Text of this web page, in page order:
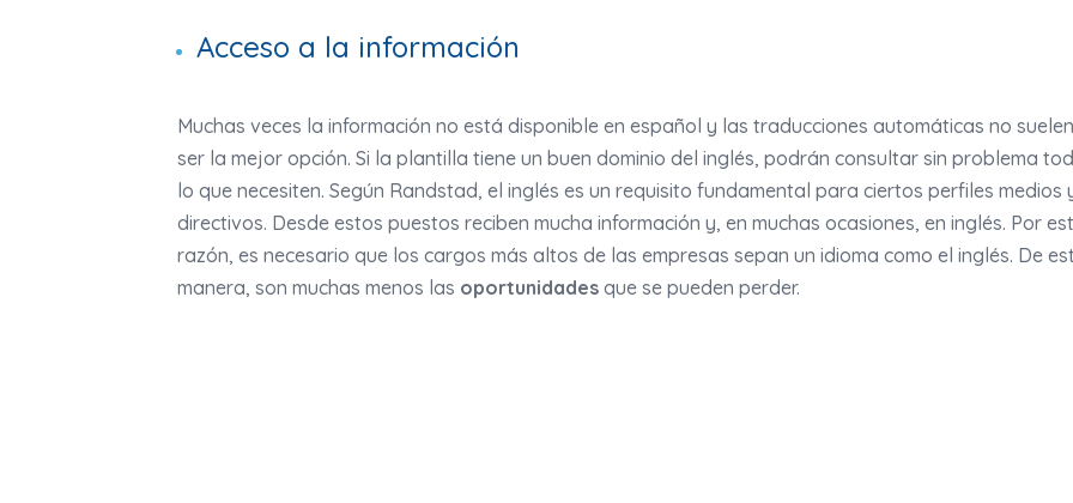
Acceso a la información
Muchas veces la información no está disponible en español y las traducciones automáticas no suelen
ser la mejor opción. Si la plantilla tiene un buen dominio del inglés, podrán consultar sin problema
lo que necesiten. Según Randstad, el inglés es un requisito fundamental para ciertos perfiles medios
directivos. Desde estos puestos reciben mucha información y, en muchas ocasiones, en inglés. Por
razón, es necesario que los cargos más altos de las empresas sepan un idioma como el inglés. De
manera, son muchas menos las oportunidades que se pueden perder.